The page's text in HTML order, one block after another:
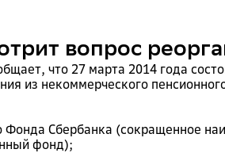
вопрос
что 27 марта 2014 года
из некоммерческого
Фонда Сбербанка (сокращенное
фонд);